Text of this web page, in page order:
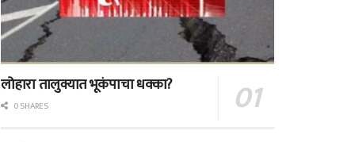
लोहारा तालुक्यात भूकंपाचा धक्का?
0 SHARES